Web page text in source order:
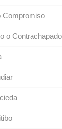
Compromiso
o Contrachapado